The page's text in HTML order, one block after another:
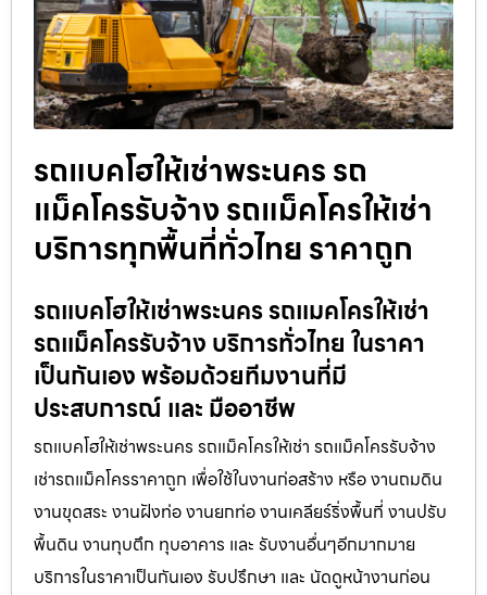
รถแบคโฮให้เช่าพระนคร รถ
แม็คโครรับจ้าง รถแม็คโครให้เช่า
บริการทุกพื้นที่ทั่วไทย ราคาถูก
รถแบคโฮให้เช่าพระนคร รถแมคโครให้เช่า
รถแม็คโครรับจ้าง บริการทั่วไทย ในราคา
เป็นกันเอง พร้อมด้วยทีมงานที่มี
ประสบการณ์ และ มืออาชีพ
รถแบคโฮให้เช่าพระนคร รถแม็คโครให้เช่า รถแม็คโครรับจ้าง
เช่ารถแม็คโครราคาถูก เพื่อใช้ในงานก่อสร้าง หรือ งานถมดิน
งานขุดสระ งานฝังท่อ งานยกท่อ งานเคลียร์ริ่งพื้นที่ งานปรับ
พื้นดิน งานทุบตึก ทุบอาคาร และ รับงานอื่นๆอีกมากมาย
บริการในราคาเป็นกันเอง รับปรึกษา และ นัดดูหน้างานก่อน